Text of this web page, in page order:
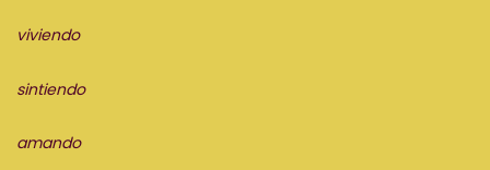
viviendo
sintiendo
amando